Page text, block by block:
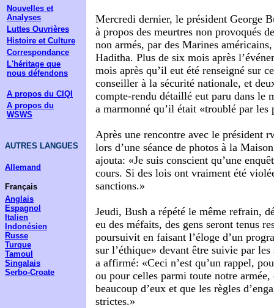
Nouvelles et
Analyses
Luttes Ouvrières
Histoire et Culture
Correspondance
L'héritage que
nous défendons
A propos du CIQI
A propos du
WSWS
AUTRES LANGUES
Allemand
Français
Anglais
Espagnol
Italien
Indonésien
Russe
Turque
Tamoul
Singalais
Serbo-Croate
Mercredi dernier, le président George
à propos des meurtres non provoqués
non armés, par des Marines
Haditha. Plus de six mois après
mois après qu’il eut été renseigné sur
conseiller à la sécurité nationale, et
compte-rendu détaillé eut paru dans le
a marmonné qu’il était «troublé par les
Après une rencontre avec le président
lors d’une séance de photos à la
ajouta: «Je suis conscient qu’une
cours. Si des lois ont vraiment été
sanctions.»
Jeudi, Bush a répété le même refrain,
eu des méfaits, des gens seront tenus
poursuivit en faisant l’éloge d’un
sur l’éthique» devant être suivie par
a affirmé: «Ceci n’est qu’un rappel,
ou pour celles parmi toute notre armée,
beaucoup d’eux et que les règles
strictes.»